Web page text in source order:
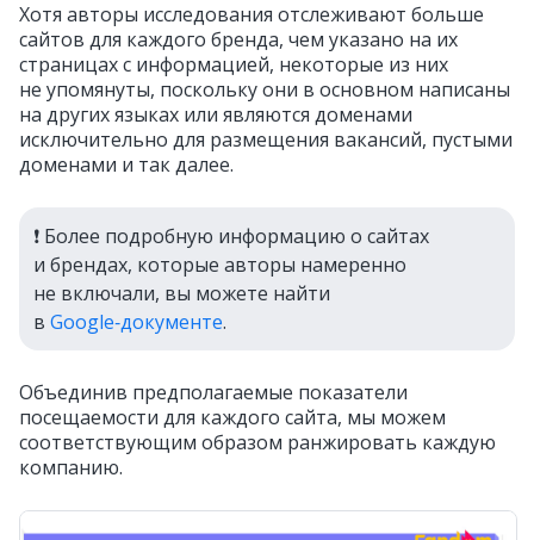
Хотя авторы исследования отслеживают больше
сайтов для каждого бренда, чем указано на их
страницах с информацией, некоторые из них
не упомянуты, поскольку они в основном написаны
на других языках или являются доменами
исключительно для размещения вакансий, пустыми
доменами и так далее.
❗️ Более подробную информацию о сайтах
и брендах, которые авторы намеренно
не включали, вы можете найти
в Google‑документе.
Объединив предполагаемые показатели
посещаемости для каждого сайта, мы можем
соответствующим образом ранжировать каждую
компанию.